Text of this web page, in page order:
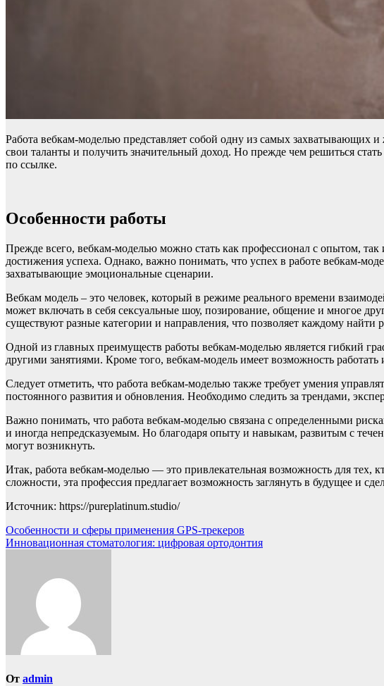
Работа вебкам-моделью представляет собой одну из самых захватывающих
свои таланты и получить значительный доход. Но прежде чем решиться
по ссылке.
Особенности работы
Прежде всего, вебкам-моделью можно стать как профессионал с опытом,
достижения успеха. Однако, важно понимать, что успех в работе вебкам-
захватывающие эмоциональные сценарии.
Вебкам модель – это человек, который в режиме реального времени
может включать в себя сексуальные шоу, позирование, общение и многое
существуют разные категории и направления, что позволяет каждому найти
Одной из главных преимуществ работы вебкам-моделью является гибкий
другими занятиями. Кроме того, вебкам-модель имеет возможность
Следует отметить, что работа вебкам-моделью также требует умения
постоянного развития и обновления. Необходимо следить за трендами,
Важно понимать, что работа вебкам-моделью связана с определенными
и иногда непредсказуемым. Но благодаря опыту и навыкам, развитым с
могут возникнуть.
Итак, работа вебкам-моделью — это привлекательная возможность для тех,
сложности, эта профессия предлагает возможность заглянуть в будущее и
Источник: https://pureplatinum.studio/
Навигация
по
Особенности и сферы применения GPS-трекеров
Инновационная стоматология: цифровая ортодонтия
От admin